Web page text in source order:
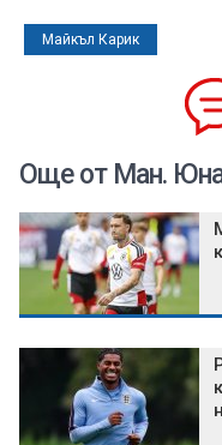
Майкъл Карик
Още от Ман.